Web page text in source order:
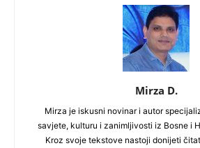
Mirza D.
Mirza je iskusni novinar i autor
savjete, kulturu i zanimljivosti iz Bosne i
Kroz svoje tekstove nastoji donijeti